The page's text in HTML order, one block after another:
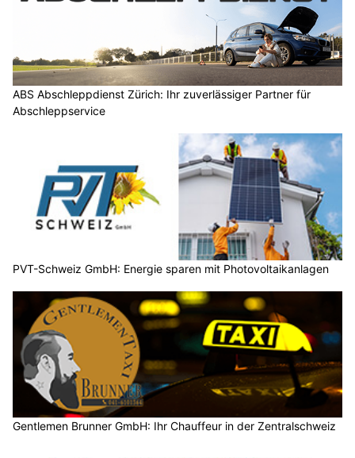
ABS Abschleppdienst Zürich: Ihr zuverlässiger Partner für
Abschleppservice
PVT-Schweiz GmbH: Energie sparen mit Photovoltaikanlagen
Gentlemen Brunner GmbH: Ihr Chauffeur in der Zentralschweiz